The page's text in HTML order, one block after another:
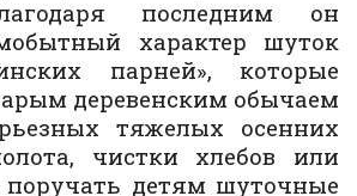
последним он
характер шуток
парней», которые
деревенским обычаем
тяжелых осенних
чистки хлебов или
поручать детям шуточные